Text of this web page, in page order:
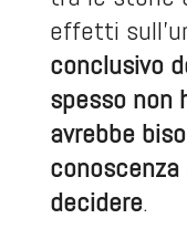
effetti
conclusivo
spesso non
avrebbe
decidere.